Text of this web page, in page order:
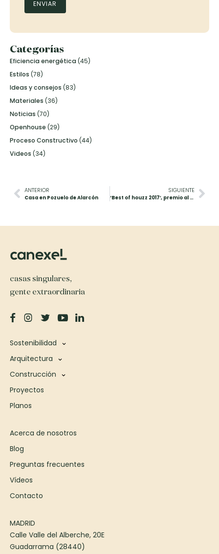
Categorías
Eficiencia energética(45)
Estilos (78)
Ideas y consejos (83)
Materiales (36)
Noticias (70)
Openhouse (29)
Proceso Constructivo (44)
Videos (34)
ANTERIOR
Casa en Pozuelo de Alarcón
SIGUIENTE
‘Best of houzz 2017′, premio al Chalet Piloto de Santander
casas singulares,
gente extraordinaria
Sostenibilidad
Arquitectura
Construcción
Proyectos
Planos
Acerca de nosotros
Blog
Preguntas frecuentes
Vídeos
Contacto
MADRID
Calle Valle del Alberche, 20E
Guadarrama (28440)